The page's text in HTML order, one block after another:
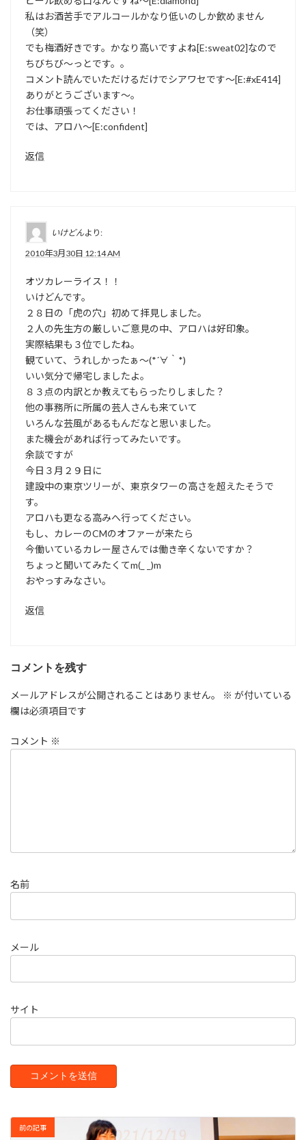
私はお酒苦手でアルコールかなり低いのしか飲めません
（笑）
でも梅酒好きです。かなり高いですよね[E:sweat02]なので
ちびちび〜っとです。。
コメント読んでいただけるだけでシアワセです〜[E:#xE414]
ありがとうございます〜。
お仕事頑張ってください！
では、アロハ〜[E:confident]
返信
いけどんより:
2010年3月30日 12:14 AM
オツカレーライス！！
いけどんです。
２８日の「虎の穴」初めて拝見しました。
２人の先生方の厳しいご意見の中、アロハは好印象。
実際結果も３位でしたね。
観ていて、うれしかったぁ～(*´∀｀*)
いい気分で帰宅しましたよ。
８３点の内訳とか教えてもらったりしました？
他の事務所に所属の芸人さんも来ていて
いろんな芸風があるもんだなと思いました。
また機会があれば行ってみたいです。
余談ですが
今日３月２９日に
建設中の東京ツリーが、東京タワーの高さを超えたそうで
す。
アロハも更なる高みへ行ってください。
もし、カレーのCMのオファーが来たら
今働いているカレー屋さんでは働き辛くないですか？
ちょっと聞いてみたくてm(_ _)m
おやっすみなさい。
返信
コメントを残す
メールアドレスが公開されることはありません。 ※ が付いている
欄は必須項目です
コメント ※
名前
メール
サイト
前の記事